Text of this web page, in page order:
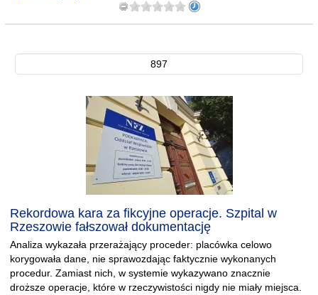
897
Rekordowa kara za fikcyjne operacje. Szpital w
Rzeszowie fałszował dokumentację
Analiza wykazała przerażający proceder: placówka celowo
korygowała dane, nie sprawozdając faktycznie wykonanych
procedur. Zamiast nich, w systemie wykazywano znacznie
droższe operacje, które w rzeczywistości nigdy nie miały miejsca.